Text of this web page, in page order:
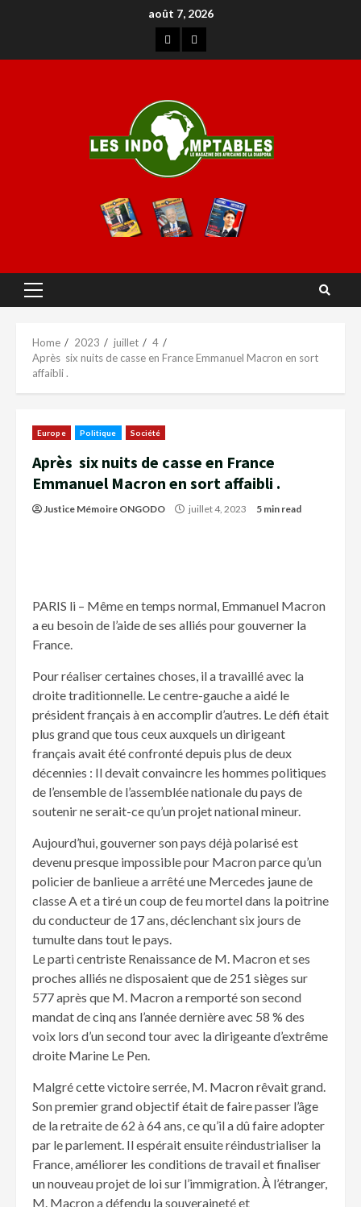
août 7, 2026
Home 2023 juillet
4
Après six nuits de casse en France Emmanuel Macron en sort
affaibli .
Europe Politique Société
Après six nuits de casse en France
Emmanuel Macron en sort affaibli .
Justice Mémoire ONGODO juillet 4, 2023 5 min read
PARIS li – Même en temps normal, Emmanuel Macron
a eu besoin de l’aide de ses alliés pour gouverner la
France.
Pour réaliser certaines choses, il a travaillé avec la
droite traditionnelle. Le centre-gauche a aidé le
président français à en accomplir d’autres. Le défi était
plus grand que tous ceux auxquels un dirigeant
français avait été confronté depuis plus de deux
décennies : Il devait convaincre les hommes politiques
de l’ensemble de l’assemblée nationale du pays de
soutenir ne serait-ce qu’un projet national mineur.
Aujourd’hui, gouverner son pays déjà polarisé est
devenu presque impossible pour Macron parce qu’un
policier de banlieue a arrêté une Mercedes jaune de
classe A et a tiré un coup de feu mortel dans la poitrine
du conducteur de 17 ans, déclenchant six jours de
tumulte dans tout le pays.
Le parti centriste Renaissance de M. Macron et ses
proches alliés ne disposaient que de 251 sièges sur
577 après que M. Macron a remporté son second
mandat de cinq ans l’année dernière avec 58 % des
voix lors d’un second tour avec la dirigeante d’extrême
droite Marine Le Pen.
Malgré cette victoire serrée, M. Macron rêvait grand.
Son premier grand objectif était de faire passer l’âge
de la retraite de 62 à 64 ans, ce qu’il a dû faire adopter
par le parlement. Il espérait ensuite réindustrialiser la
France, améliorer les conditions de travail et finaliser
un nouveau projet de loi sur l’immigration. À l’étranger,
M. Macron a défendu la souveraineté et